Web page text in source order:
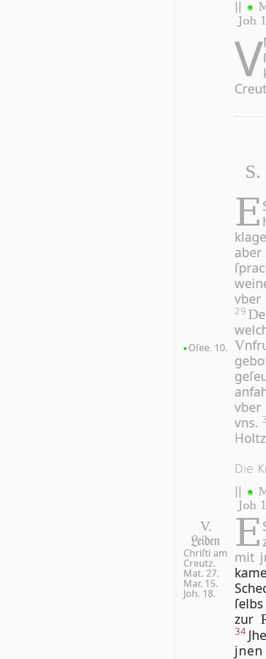
Joh
V
Oſee. 10.
E
vber
29 D
V
vns.
Die
Joh
V.
Leiden
Chri­ſti am
Creutz.
Mat. 27.
Mar. 15.
Joh. 18.
E
mit
zur
34